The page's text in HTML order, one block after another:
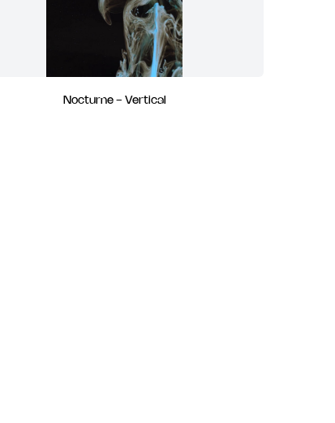
Nocturne - Vertical